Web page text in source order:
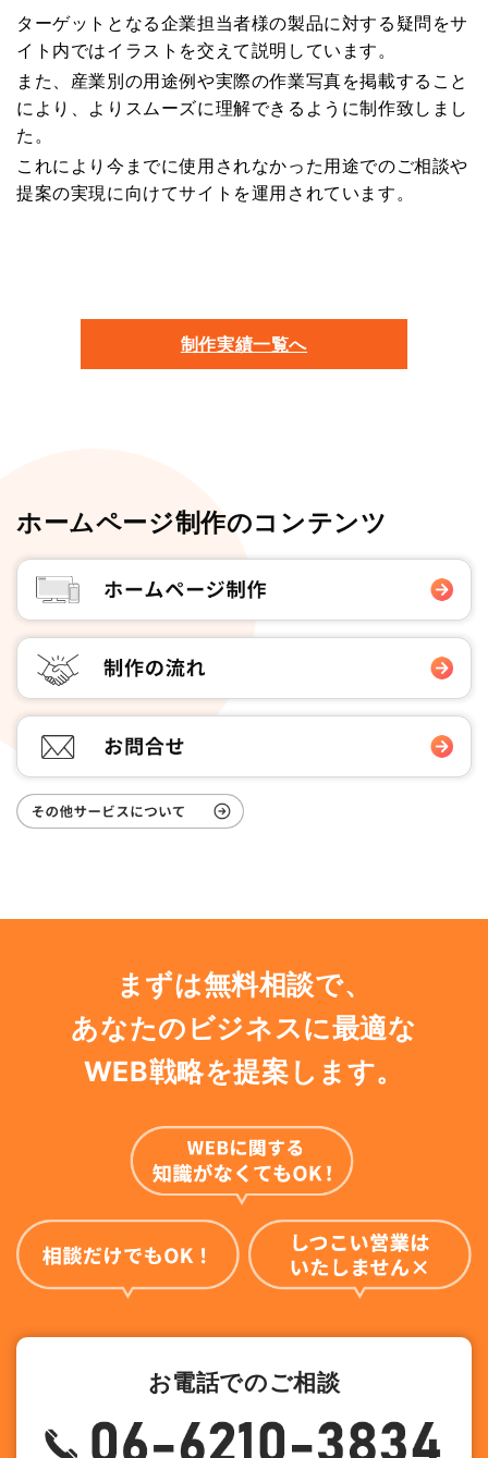
ターゲットとなる企業担当者様の製品に対する疑問をサ
イト内ではイラストを交えて説明しています。
また、産業別の用途例や実際の作業写真を掲載すること
により、よりスムーズに理解できるように制作致しまし
た。
これにより今までに使用されなかった用途でのご相談や
提案の実現に向けてサイトを運用されています。
制作実績一覧へ
ホームページ制作のコンテンツ
まずは無料相談で、
あなたのビジネスに最適な
WEB戦略を提案します。
お電話でのご相談